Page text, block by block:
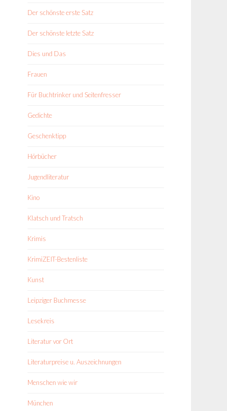
Der schönste erste Satz
Der schönste letzte Satz
Dies und Das
Frauen
Für Buchtrinker und Seitenfresser
Gedichte
Geschenktipp
Hörbücher
Jugendliteratur
Kino
Klatsch und Tratsch
Krimis
KrimiZEIT-Bestenliste
Kunst
Leipziger Buchmesse
Lesekreis
Literatur vor Ort
Literaturpreise u. Auszeichnungen
Menschen wie wir
München